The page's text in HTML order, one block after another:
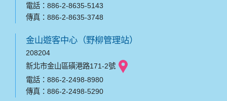
電話：886-2-8635-5143
傳真：886-2-8635-3748
金山遊客中心（野柳管理站）
208204
新北市金山區磺港路171-2號
電話：886-2-2498-8980
傳真：886-2-2498-5290